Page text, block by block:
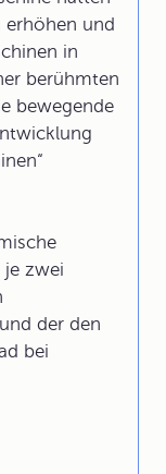
erhöhen und
in
berühmten
bewegende
je zwei
der den
bei